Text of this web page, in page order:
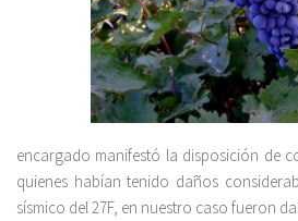
encargado manifestó la disposición de
quienes habían tenido daños
sísmico del 27F, en nuestro caso fueron